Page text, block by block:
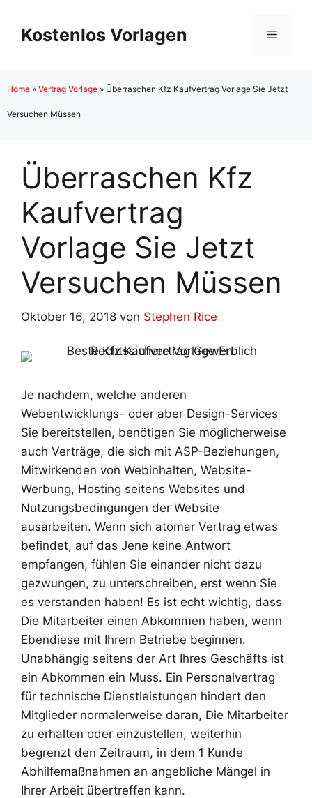
Inhalt
springen
Kostenlos Vorlagen Menü
Home » Vertrag Vorlage » Überraschen Kfz Kaufvertrag Vorlage Sie Jetzt
Versuchen Müssen
Überraschen Kfz
Kaufvertrag
Vorlage Sie Jetzt
Versuchen Müssen
Oktober 16, 2018 von Stephen Rice
Je nachdem, welche anderen
Webentwicklungs- oder aber Design-Services
Sie bereitstellen, benötigen Sie möglicherweise
auch Verträge, die sich mit ASP-Beziehungen,
Mitwirkenden von Webinhalten, Website-
Werbung, Hosting seitens Websites und
Nutzungsbedingungen der Website
ausarbeiten. Wenn sich atomar Vertrag etwas
befindet, auf das Jene keine Antwort
empfangen, fühlen Sie einander nicht dazu
gezwungen, zu unterschreiben, erst wenn Sie
es verstanden haben! Es ist echt wichtig, dass
Die Mitarbeiter einen Abkommen haben, wenn
Ebendiese mit Ihrem Betriebe beginnen.
Unabhängig seitens der Art Ihres Geschäfts ist
ein Abkommen ein Muss. Ein Personalvertrag
für technische Dienstleistungen hindert den
Mitglieder normalerweise daran, Die Mitarbeiter
zu erhalten oder einzustellen, weiterhin
begrenzt den Zeitraum, in dem 1 Kunde
Abhilfemaßnahmen an angebliche Mängel in
Ihrer Arbeit übertreffen kann.